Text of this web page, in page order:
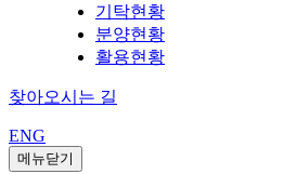
기탁현황
분양현황
활용현황
찾아오시는 길
ENG
메뉴닫기